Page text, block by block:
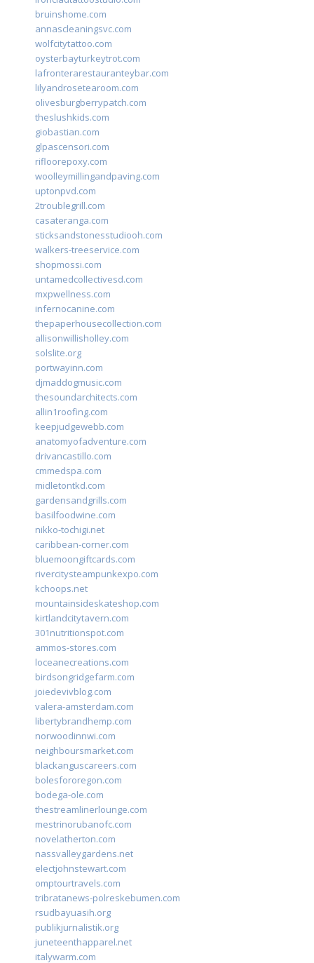
bruinshome.com
annascleaningsvc.com
wolfcitytattoo.com
oysterbayturkeytrot.com
lafronterarestauranteybar.com
lilyandrosetearoom.com
olivesburgberrypatch.com
theslushkids.com
giobastian.com
glpascensori.com
rifloorepoxy.com
woolleymillingandpaving.com
uptonpvd.com
2troublegrill.com
casateranga.com
sticksandstonesstudiooh.com
walkers-treeservice.com
shopmossi.com
untamedcollectivesd.com
mxpwellness.com
infernocanine.com
thepaperhousecollection.com
allisonwillisholley.com
solslite.org
portwayinn.com
djmaddogmusic.com
thesoundarchitects.com
allin1roofing.com
keepjudgewebb.com
anatomyofadventure.com
drivancastillo.com
cmmedspa.com
midletontkd.com
gardensandgrills.com
basilfoodwine.com
nikko-tochigi.net
caribbean-corner.com
bluemoongiftcards.com
rivercitysteampunkexpo.com
kchoops.net
mountainsideskateshop.com
kirtlandcitytavern.com
301nutritionspot.com
ammos-stores.com
loceanecreations.com
birdsongridgefarm.com
joiedevivblog.com
valera-amsterdam.com
libertybrandhemp.com
norwoodinnwi.com
neighboursmarket.com
blackanguscareers.com
bolesfororegon.com
bodega-ole.com
thestreamlinerlounge.com
mestrinorubanofc.com
novelatherton.com
nassvalleygardens.net
electjohnstewart.com
omptourtravels.com
tribratanews-polreskebumen.com
rsudbayuasih.org
publikjurnalistik.org
juneteenthapparel.net
italywarm.com